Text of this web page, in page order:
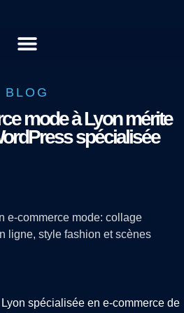
BLOG
mode à Lyon mérite
spécialisée
spécialisée en e-commerce de